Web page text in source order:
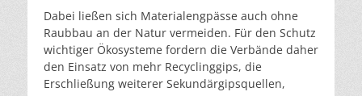
Dabei ließen sich Materialengpässe auch ohne
Raubbau an der Natur vermeiden. Für den Schutz
wichtiger Ökosysteme fordern die Verbände daher
den Einsatz von mehr Recyclinggips, die
Erschließung weiterer Sekundärgipsquellen,